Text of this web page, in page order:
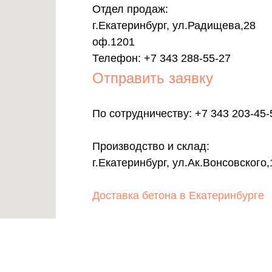
Отдел продаж:
г.Екатеринбург, ул.Радищева,28
оф.1201
Телефон: +7 343 288-55-27
Отправить заявку
По сотрудничеству: +7 343 203-45-
Производство и склад:
г.Екатеринбург,
Доставка бетона в Екатеринбурге